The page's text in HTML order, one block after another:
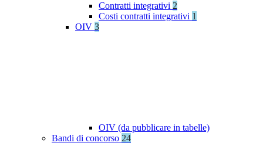
Contratti integrativi 2
Costi contratti integrativi 1
OIV 3
OIV (da pubblicare in tabelle)
Bandi di concorso 24